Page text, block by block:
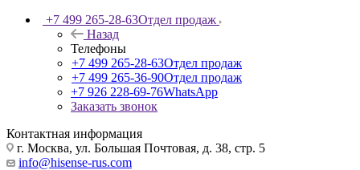
+7 499 265-28-63Отдел продаж
Назад
Телефоны
+7 499 265-28-63Отдел продаж
+7 499 265-36-90Отдел продаж
+7 926 228-69-76WhatsApp
Заказать звонок
Контактная информация
г. Москва, ул. Большая Почтовая, д. 38, стр. 5
info@hisense-rus.com